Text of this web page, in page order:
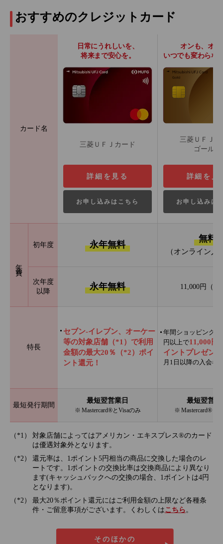
おすすめのクレジットカード
カード名
日常にうれしいを、
将来まで安心を。
オンも、オフ
いつでも変わらな
三菱ＵＦＪカード
三菱ＵＦＪカ
ゴールド
詳細を見る
お申し込みはこちら
詳細を見
お申し込みは
年会費
初年度 永年無料
無料
（オンライン入
次年度
以降
永年無料 11,000円（税
特長
セブン‐イレブン、オーケー
等の対象店舗（*1）で利用
金額の最大20％（*2）ポイ
ント還元！
年間ショッピング利
円以上で11,000円
イントプレゼント
月1日以降の入会者
最短発行期間
最短翌営業日
※ Mastercard®とVisaのみ
最短翌営業
※ Mastercard®と
対象店舗によってはアメリカン・エキスプレス®のカード
は優遇対象外となります。
還元率は、1ポイント5円相当の商品に交換した場合のレ
ートです。1ポイントの交換比率は交換商品により異なり
ます(キャッシュバックへの交換の場合、1ポイントは4円
となります)。
最大20％ポイント還元にはご利用金額の上限など各種条
件・ご留意事項がございます。くわしくはこちら。
そのほかの